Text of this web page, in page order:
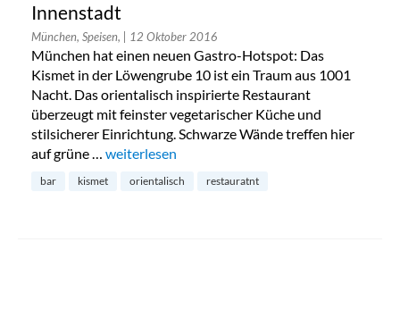
Innenstadt
München, Speisen, | 12 Oktober 2016
München hat einen neuen Gastro-Hotspot: Das
Kismet in der Löwengrube 10 ist ein Traum aus 1001
Nacht. Das orientalisch inspirierte Restaurant
überzeugt mit feinster vegetarischer Küche und
stilsicherer Einrichtung. Schwarze Wände treffen hier
auf grüne … „Kismet: Orientalische Bar in der Innenstadt“
weiterlesen
bar kismet orientalisch restauratnt